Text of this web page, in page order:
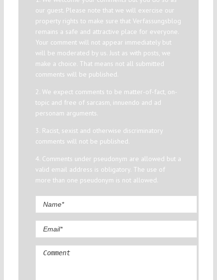
our guest. Please note that we will exercise our
property rights to make sure that Verfassungsblog
remains a safe and attractive place for everyone.
Your comment will not appear immediately but
will be moderated by us. Just as with posts, we
make a choice. That means not all submitted
comments will be published.
2. We expect comments to be matter-of-fact, on-
topic and free of sarcasm, innuendo and ad
personam arguments.
3. Racist, sexist and otherwise discriminatory
comments will not be published.
4. Comments under pseudonym are allowed but a
valid email address is obligatory. The use of
more than one pseudonym is not allowed.
Comment